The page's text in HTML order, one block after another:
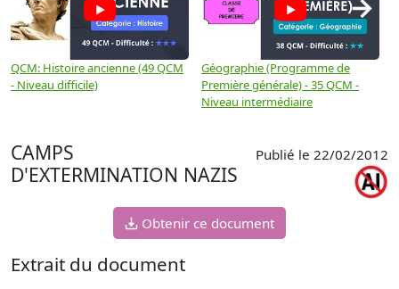
QCM: Histoire ancienne (49 QCM
- Niveau difficile)
Géographie (Programme de
Première générale) - 35 QCM -
Niveau intermédiaire
CAMPS
D'EXTERMINATION NAZIS
Publié le 22/02/2012
Obtenir ce document
Extrait du document